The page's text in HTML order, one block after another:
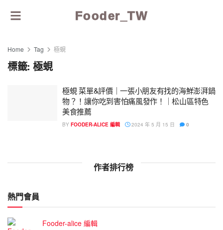
Fooder_TW
Home Tag 極蜆
標籤:極蜆
極蜆 菜單&評價｜一張小朋友有找的海鮮澎湃鍋
物？！讓你吃到害怕痛風發作！｜松山區特色
美食推薦
BY FOODER-ALICE 編輯 2024 年 5 月 15 日 0
作者排行榜
熱門會員
Fooder-alice 編輯